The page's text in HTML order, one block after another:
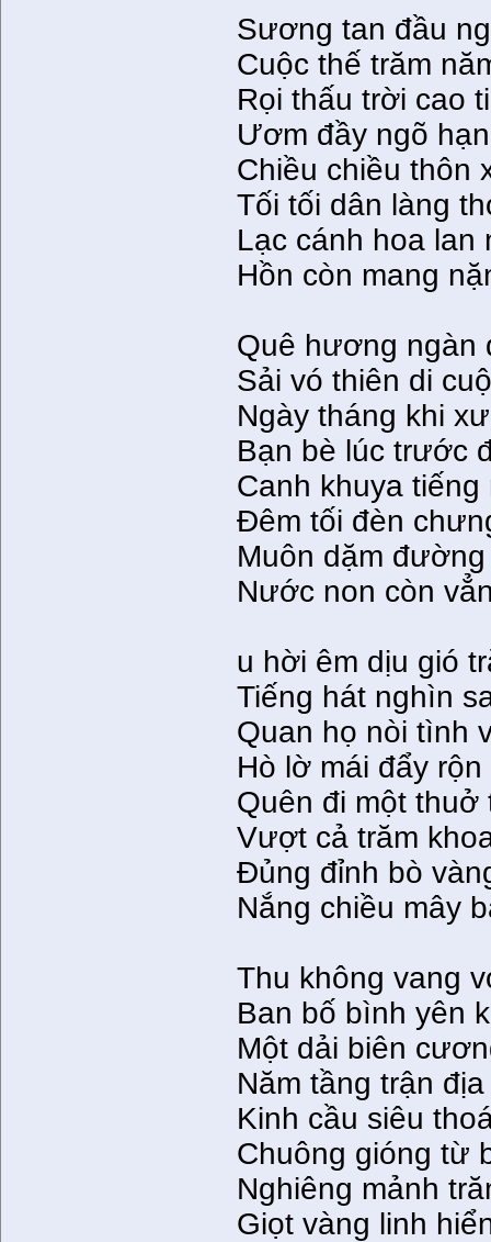
Sương tan đầu
Cuộc thế trăm
Rọi thấu trời cao
Ươm đầy ngõ
Chiều chiều thôn
Tối tối dân làng
Lạc cánh hoa lan
Hồn còn mang
Quê hương ngàn
Sải vó thiên di
Ngày tháng khi
Bạn bè lúc trước
Canh khuya
Ðêm tối đèn
Muôn dặm
Nước non còn
u hời êm dịu gió
Tiếng hát nghìn
Quan họ nòi tình
Hò lờ mái đẩy
Quên đi một thuở
Vượt cả trăm
Ðủng đỉnh bò
Nắng chiều mây
Thu không vang
Ban bố bình yên
Một dải biên
Năm tầng trận
Kinh cầu siêu
Chuông gióng từ
Nghiêng mảnh
Giọt vàng linh